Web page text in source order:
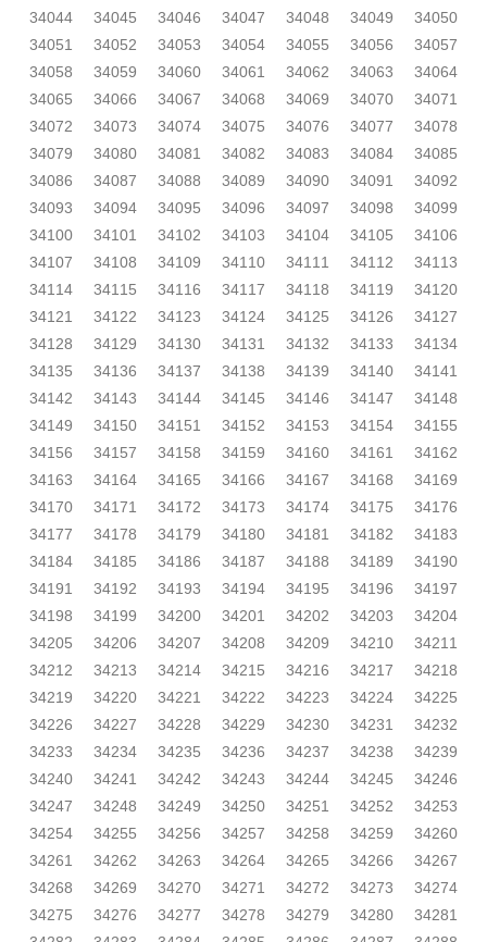
34044
34045 34046 34047 34048 34049
34050
34051
34052 34053 34054 34055 34056
34057
34058
34059 34060 34061 34062 34063
34064
34065
34066 34067 34068 34069 34070
34071
34072
34073 34074 34075 34076 34077
34078
34079
34080 34081 34082 34083 34084
34085
34086
34087 34088 34089 34090 34091
34092
34093
34094 34095 34096 34097 34098
34099
34100
34101 34102 34103 34104 34105
34106
34107
34108 34109 34110 34111 34112
34113
34114
34115 34116 34117 34118 34119
34120
34121
34122 34123 34124 34125 34126
34127
34128
34129 34130 34131 34132 34133
34134
34135
34136 34137 34138 34139 34140
34141
34142
34143 34144 34145 34146 34147
34148
34149
34150 34151 34152 34153 34154
34155
34156
34157 34158 34159 34160 34161
34162
34163
34164 34165 34166 34167 34168
34169
34170
34171 34172 34173 34174 34175
34176
34177
34178 34179 34180 34181 34182
34183
34184
34185 34186 34187 34188 34189
34190
34191
34192 34193 34194 34195 34196
34197
34198
34199 34200 34201 34202 34203
34204
34205
34206 34207 34208 34209 34210
34211
34212
34213 34214 34215 34216 34217
34218
34219
34220 34221 34222 34223 34224
34225
34226
34227 34228 34229 34230 34231
34232
34233
34234 34235 34236 34237 34238
34239
34240
34241 34242 34243 34244 34245
34246
34247
34248 34249 34250 34251 34252
34253
34254
34255 34256 34257 34258 34259
34260
34261
34262 34263 34264 34265 34266
34267
34268
34269 34270 34271 34272 34273
34274
34275
34276 34277 34278 34279 34280
34281